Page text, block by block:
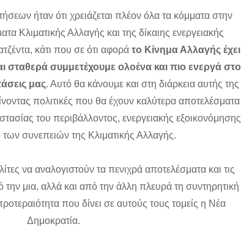
ήταν ότι χρειάζεται πλέον όλα τα κόμματα στην
Κλιματικής Αλλαγής και της δίκαιης ενεργειακής
κάτι που σε ότι αφορά το Κίνημα Αλλαγής έχει
σταθερά συμμετέχουμε ολοένα και πιο ενεργά στο
μας. Αυτό θα κάνουμε και στη διάρκεια αυτής της
πολιτικές που θα έχουν καλύτερα αποτελέσματα
του περιβάλλοντος, ενεργειακής εξοικονόμησης
των συνεπειών της Κλιματικής Αλλαγής.
να αναλογιστούν τα πενιχρά αποτελέσματα και τις
μια, αλλά και από την άλλη πλευρά τη συντηρητική
που δίνει σε αυτούς τους τομείς η Νέα
Δημοκρατία.